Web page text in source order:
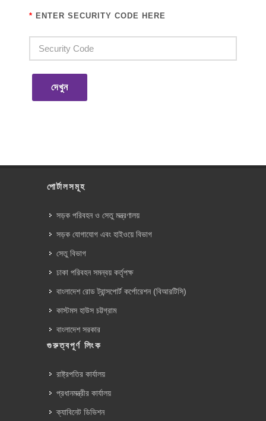
* ENTER SECURITY CODE HERE
দেখুন
পোর্টালসমূহ
সড়ক পরিবহন ও সেতু মন্ত্রণালয়
সড়ক যোগাযোগ এবং হাইওয়ে বিভাগ
সেতু বিভাগ
ঢাকা পরিবহন সমন্বয় কর্তৃপক্ষ
বাংলাদেশ রোড ট্রান্সপোর্ট কর্পোরেশন (বিআরটিসি)
কাস্টমস হাউস চট্টগ্রাম
বাংলাদেশ সরকার
গুরুত্বপূর্ণ লিংক
রাষ্ট্রপতির কার্যালয়
প্রধানমন্ত্রীর কার্যালয়
ক্যাবিনেট ডিভিশন